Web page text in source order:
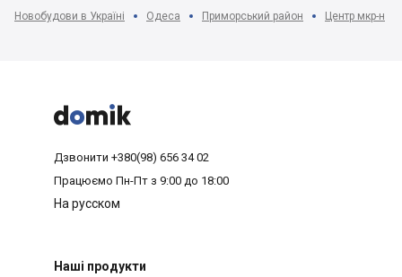
Новобудови в Україні Одеса Приморський район Центр мкр-н



Дзвонити +380(98) 656 34 02
Працюємо Пн-Пт з 9:00 до 18:00
На русском
Наші продукти